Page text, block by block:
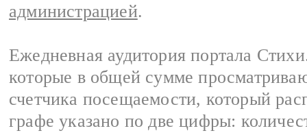
администрацией.
Ежедневная аудитория портала
которые в общей сумме
счетчика посещаемости, который
графе указано по две цифры: